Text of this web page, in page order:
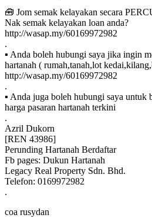
🧰 Jom semak kelayakan secara
Nak semak kelayakan loan anda?
http://wasap.my/60169972982
.
▪ Anda boleh hubungi saya jika ingin
hartanah ( rumah,tanah,lot
http://wasap.my/60169972982
.
▪ Anda juga boleh hubungi saya untuk
harga pasaran hartanah terkini
.
Azril Dukorn
[REN 43986]
Perunding Hartanah Berdaftar
Fb pages: Dukun Hartanah
Legacy Real Property Sdn. Bhd.
Telefon: 0169972982
.
coa rusydan